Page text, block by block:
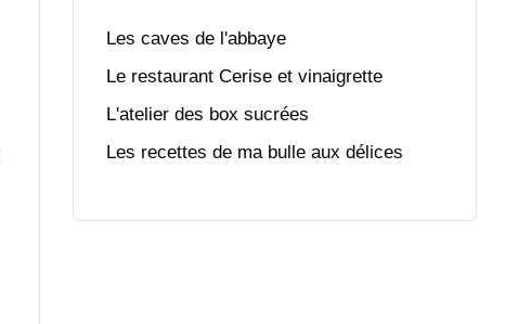
Les caves de l'abbaye
Le restaurant Cerise et vinaigrette
L'atelier des box sucrées
Les recettes de ma bulle aux délices